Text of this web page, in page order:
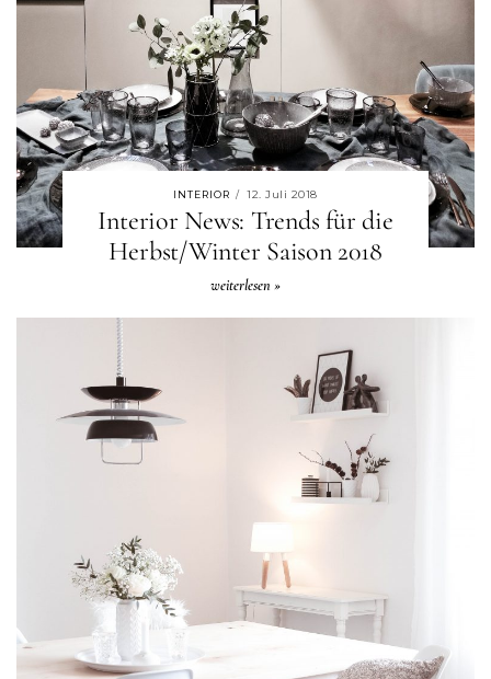
INTERIOR / 12. Juli 2018
Interior News: Trends für die
Herbst/Winter Saison 2018
weiterlesen »